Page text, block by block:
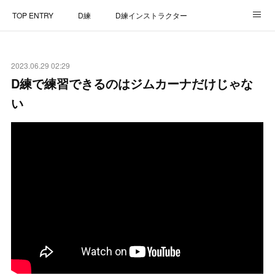
TOP ENTRY D練 D練インストラクター
CONTACT
2023.06.29 02:29
D練で練習できるのはジムカーナだけじゃな
い